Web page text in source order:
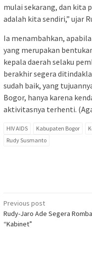
mulai sekarang, dan kita
adalah kita sendiri,” ujar
Ia menambahkan,
yang merupakan
kepala daerah selaku
berakhir segera
sudah baik, yang
Bogor, hanya karena
aktivitasnya terhenti.
HIV AIDS Kabupaten Bogor
Rudy Susmanto
Post
navigation
Previous post
Rudy-Jaro Ade Segera
“Kabinet”